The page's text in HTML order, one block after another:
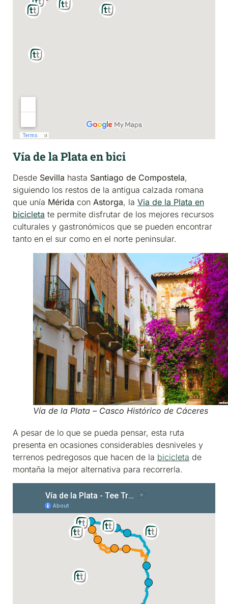
Vía de la Plata en bici
Desde Sevilla hasta Santiago de Compostela,
siguiendo los restos de la antigua calzada romana
que unía Mérida con Astorga, la Via de la Plata en
bicicleta te permite disfrutar de los mejores recursos
culturales y gastronómicos que se pueden encontrar
tanto en el sur como en el norte peninsular.
Vía de la Plata – Casco Histórico de Cáceres
A pesar de lo que se pueda pensar, esta ruta
presenta en ocasiones considerables desniveles y
terrenos pedregosos que hacen de la bicicleta de
montaña la mejor alternativa para recorrerla.